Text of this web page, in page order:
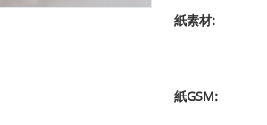
紙素材:
紙GSM: